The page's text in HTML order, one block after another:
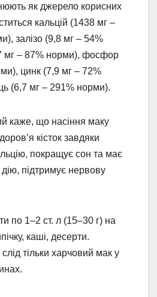
як джерело корисних
кальцій (1438 мг –
залізо (9,8 мг – 54%
мг – 87% норми), фосфор
цинк (7,9 мг – 72%
(6,7 мг – 291% норми).
каже, що насіння маку
кісток завдяки
покращує сон та має
дію, підтримує нервову
по 1–2 ст. л (15–30 г) на
каші, десерти.
тільки харчовий мак у